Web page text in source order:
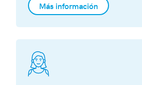
Más información